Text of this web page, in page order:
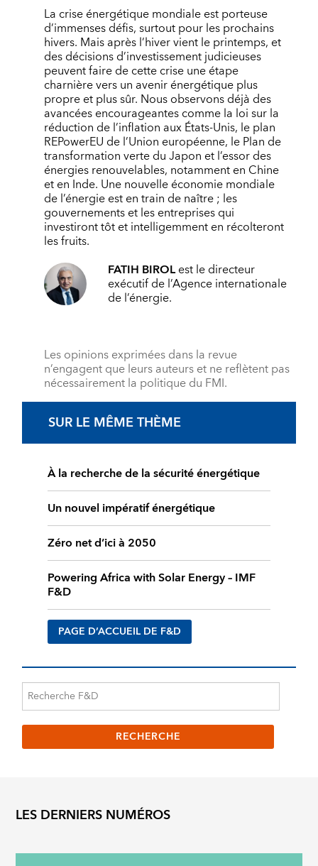
La crise énergétique mondiale est porteuse
d’immenses défis, surtout pour les prochains
hivers. Mais après l’hiver vient le printemps, et
des décisions d’investissement judicieuses
peuvent faire de cette crise une étape
charnière vers un avenir énergétique plus
propre et plus sûr. Nous observons déjà des
avancées encourageantes comme la loi sur la
réduction de l’inflation aux États-Unis, le plan
REPowerEU de l’Union européenne, le Plan de
transformation verte du Japon et l’essor des
énergies renouvelables, notamment en Chine
et en Inde. Une nouvelle économie mondiale
de l’énergie est en train de naître ; les
gouvernements et les entreprises qui
investiront tôt et intelligemment en récolteront
les fruits.
FATIH BIROLest le directeur
exécutif de l’Agence internationale
de l’énergie.
Les opinions exprimées dans la revue
n’engagent que leurs auteurs et ne reflètent pas
nécessairement la politique du FMI.
SUR LE MÊME THÈME
À la recherche de la sécurité énergétique
Un nouvel impératif énergétique
Zéro net d’ici à 2050
Powering Africa with Solar Energy – IMF
F&D
PAGE D’ACCUEIL DE F&D
LES DERNIERS NUMÉROS